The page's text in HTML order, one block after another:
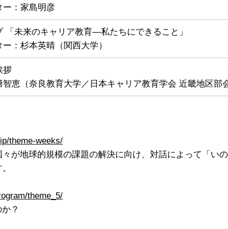
ー：家島明彦
「未来のキャリア教育—私たちにできること」
：杉本英晴（関西大学）
拶
智恵（奈良教育大学／日本キャリア教育学会 近畿地区部
theme-weeks/
々が地球的規模の課題の解決に向け、対話によって「い
theme_5/
？